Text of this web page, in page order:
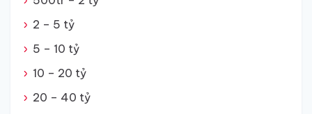
2 – 5 tỷ
5 – 10 tỷ
10 – 20 tỷ
20 – 40 tỷ